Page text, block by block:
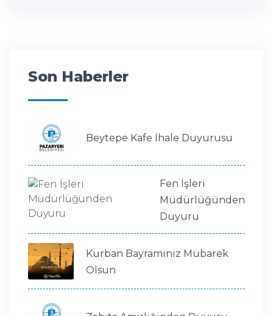
Son Haberler
Beytepe Kafe İhale Duyurusu
Fen İşleri
Müdürlüğünden
Duyuru
Kurban Bayramınız Mübarek
Olsun